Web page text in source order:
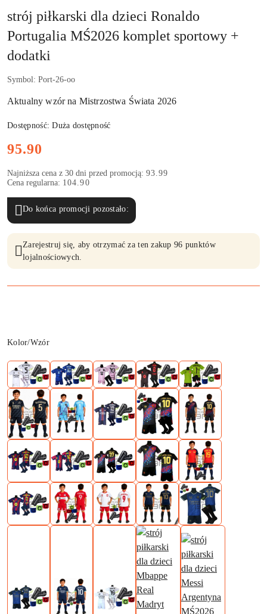
strój piłkarski dla dzieci Ronaldo
Portugalia MŚ2026 komplet sportowy +
dodatki
Symbol: Port-26-oo
Aktualny wzór na Mistrzostwa Świata 2026
Dostępność:Duża dostępność
Cena:
95.90
Najniższa cena z 30 dni przed promocją: 93.99
Cena regularna: 104.90
Do końca promocji pozostało:
Zarejestruj się, aby otrzymać za ten zakup 96 punktów
lojalnościowych.
Wariant
Kolor/Wzór